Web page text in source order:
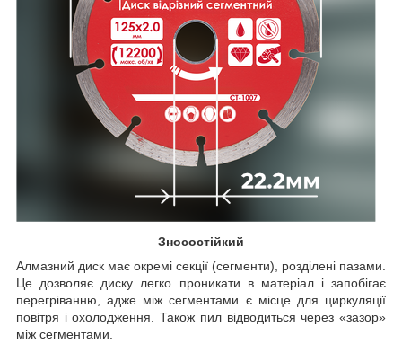
Зносостійкий
Алмазний диск має окремі секції (сегменти), розділені пазами.
Це дозволяє диску легко проникати в матеріал і запобігає
перегріванню, адже між сегментами є місце для циркуляції
повітря і охолодження. Також пил відводиться через «зазор»
між сегментами.